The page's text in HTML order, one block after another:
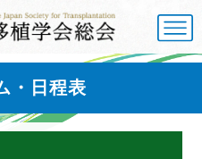
・日程表